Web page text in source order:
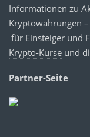
Informationen zu
Kryptowährungen
für Einsteiger und
Krypto-Kurse und
Partner-Seite